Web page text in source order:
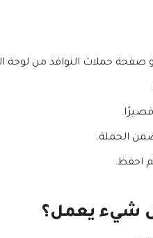
صفحة حملات النوافذ من لوحة
الحملة.
احفظ.
شيء يعمل؟